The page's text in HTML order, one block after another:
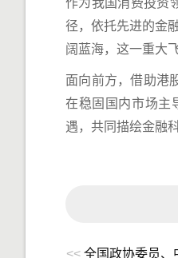
作为我国消费投资
径，依托先进的金
阔蓝海，这一重大
面向前方，借助港
在稳固国内市场主
遇，共同描绘金融
<< 全国政协委员、